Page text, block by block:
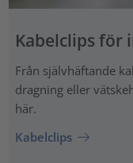
Kabelclips för
Från självhäftande
dragning eller
här.
Kabelclips